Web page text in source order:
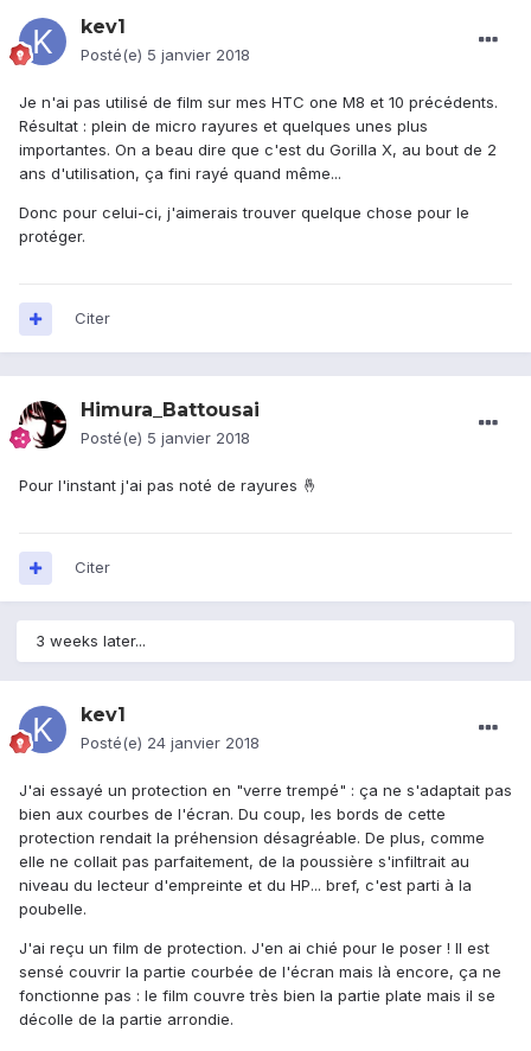
kev1
Posté(e) 5 janvier 2018
Je n'ai pas utilisé de film sur mes HTC one M8 et 10 précédents.
Résultat : plein de micro rayures et quelques unes plus
importantes. On a beau dire que c'est du Gorilla X, au bout de 2
ans d'utilisation, ça fini rayé quand même...
Donc pour celui-ci, j'aimerais trouver quelque chose pour le
protéger.
Citer
Himura_Battousai
Posté(e) 5 janvier 2018
Pour l'instant j'ai pas noté de rayures 🤞
Citer
3 weeks later...
kev1
Posté(e) 24 janvier 2018
J'ai essayé un protection en "verre trempé" : ça ne s'adaptait pas
bien aux courbes de l'écran. Du coup, les bords de cette
protection rendait la préhension désagréable. De plus, comme
elle ne collait pas parfaitement, de la poussière s'infiltrait au
niveau du lecteur d'empreinte et du HP... bref, c'est parti à la
poubelle.
J'ai reçu un film de protection. J'en ai chié pour le poser ! Il est
sensé couvrir la partie courbée de l'écran mais là encore, ça ne
fonctionne pas : le film couvre très bien la partie plate mais il se
décolle de la partie arrondie.